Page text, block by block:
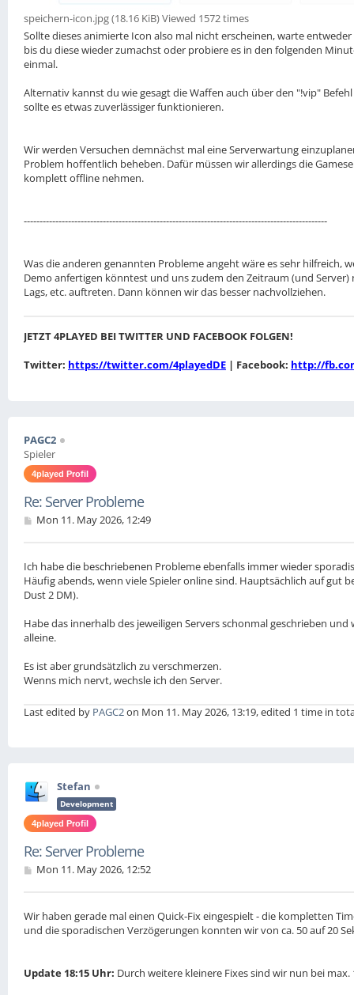
speichern-icon.jpg (18.16 KiB) Viewed 1572 times
Sollte dieses animierte Icon also mal nicht erscheinen, warte
bis du diese wieder zumachst oder probiere es in den folgenden
einmal.
Alternativ kannst du wie gesagt die Waffen auch über den "!vip"
sollte es etwas zuverlässiger funktionieren.
Wir werden Versuchen demnächst mal eine Serverwartung
Problem hoffentlich beheben. Dafür müssen wir allerdings die
komplett offline nehmen.
------------------------------------------------------------------------------------------------
Was die anderen genannten Probleme angeht wäre es sehr hilfreich,
Demo anfertigen könntest und uns zudem den Zeitraum (und Server)
Lags, etc. auftreten. Dann können wir das besser nachvollziehen.
JETZT 4PLAYED BEI TWITTER UND FACEBOOK FOLGEN!
Twitter: https://twitter.com/4playedDE | Facebook: http://
PAGC2
Spieler
4played Profil
Re: Server Probleme
PMon 11. May 2026, 12:49
Ich habe die beschriebenen Probleme ebenfalls immer wieder
Häufig abends, wenn viele Spieler online sind. Hauptsächlich auf gut
Dust 2 DM).
Habe das innerhalb des jeweiligen Servers schonmal geschrieben
alleine.
Es ist aber grundsätzlich zu verschmerzen.
Wenns mich nervt, wechsle ich den Server.
Last edited by PAGC2on Mon 11. May 2026, 13:19, edited 1 time in
Stefan
Development
4played Profil
Re: Server Probleme
PMon 11. May 2026, 12:52
Wir haben gerade mal einen Quick-Fix eingespielt - die kompletten
und die sporadischen Verzögerungen konnten wir von ca. 50 auf 20
Update 18:15 Uhr: Durch weitere kleinere Fixes sind wir nun bei